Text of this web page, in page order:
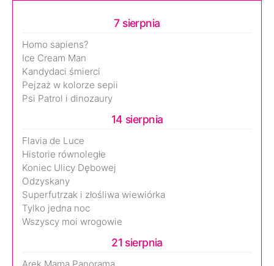
7 sierpnia
Homo sapiens?
Ice Cream Man
Kandydaci śmierci
Pejzaż w kolorze sepii
Psi Patrol i dinozaury
14 sierpnia
Flavia de Luce
Historie równoległe
Koniec Ulicy Dębowej
Odzyskany
Superfutrzak i złośliwa wiewiórka
Tylko jedna noc
Wszyscy moi wrogowie
21 sierpnia
Arek.Mama.Panorama